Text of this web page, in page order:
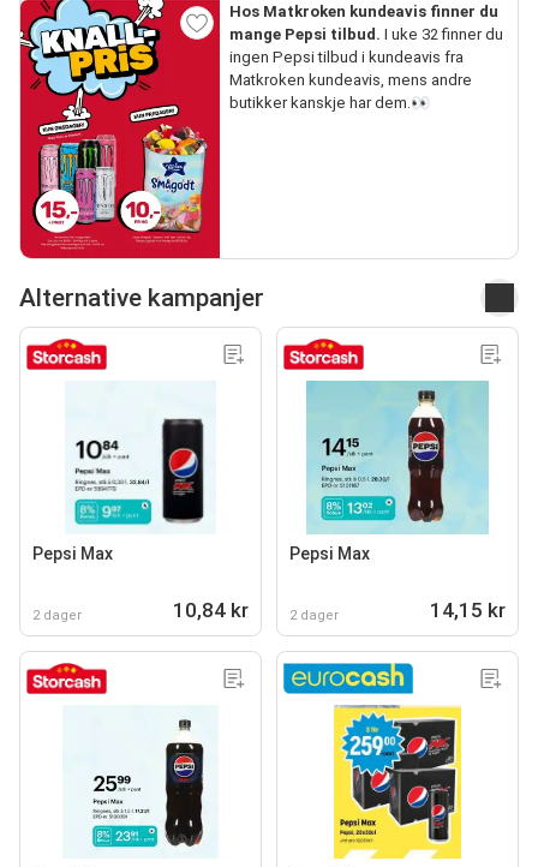
Hos Matkroken kundeavis finner du
mange Pepsi tilbud. I uke 32 finner du
ingen Pepsi tilbud i kundeavis fra
Matkroken kundeavis, mens andre
butikker kanskje har dem.👀
Alternative kampanjer
Pepsi Max
2 dager 10,84 kr
Pepsi Max
2 dager 14,15 kr